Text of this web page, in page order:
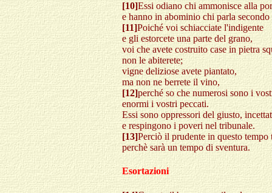
[10]Essi odiano chi ammonisce alla
e hanno in abominio chi parla secondo
[11]Poiché voi schiacciate l'indigente
e gli estorcete una parte del grano,
voi che avete costruito case in pietra
non le abiterete;
vigne deliziose avete piantato,
ma non ne berrete il vino,
[12]perché so che numerosi sono i
enormi i vostri peccati.
Essi sono oppressori del giusto,
e respingono i poveri nel tribunale.
[13]Perciò il prudente in questo tempo
perchè sarà un tempo di sventura.
Esortazioni